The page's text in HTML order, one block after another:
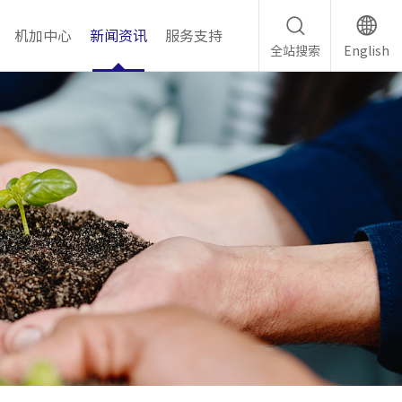
全站搜索 English
机加中心 新闻资讯 服务支持